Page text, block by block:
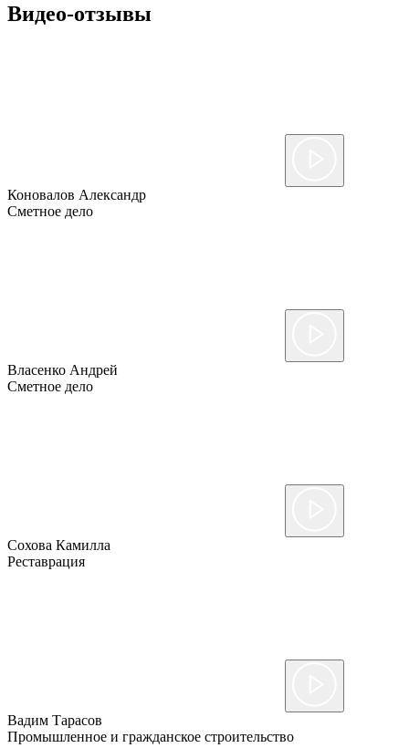
Видео-отзывы
Коновалов Александр
Сметное дело
Власенко Андрей
Сметное дело
Сохова Камилла
Реставрация
Вадим Тарасов
Промышленное и гражданское строительство